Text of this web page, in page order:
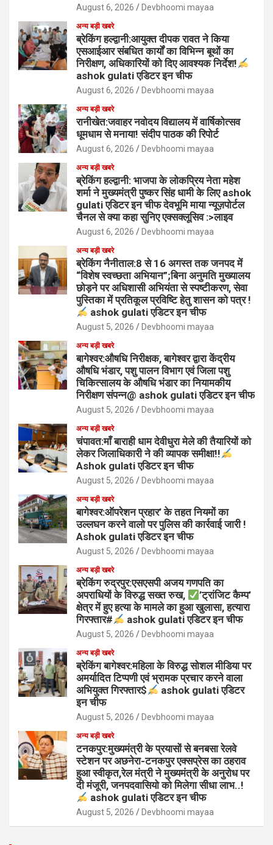
August 6, 2026 Devbhoomi mayaa
अन्य बड़ी खबरे
ब्रेकिंग हल्द्वानी:आयुक्त दीपक रावत ने किया
एसआईआर संबधित कार्यों का विभिन्न बूथों का
निरीक्षण, अधिकारियों को दिए आवश्यक निर्देश!
ashok gulati एडिटर इन चीफ
August 6, 2026 Devbhoomi mayaa
अन्य बड़ी खबरे
रानीखेत:जवाहर नवोदय विद्यालय में वार्षिकोत्सव
धूमधाम से मनाया! संदीप पाठक की रिपोर्ट
August 6, 2026 Devbhoomi mayaa
अन्य बड़ी खबरे
ब्रेकिंग हल्द्वानी: भाजपा के लोकप्रिय नेता महेश
शर्मा ने मुख्यमंत्री पुष्कर सिंह धामी के लिए ashok
gulati एडिटर इन चीफ देवभूमि माया न्यूज़पोर्टल
चैनल से क्या कहा सुनिए एक्सक्लूसिव :>लाइव
August 6, 2026 Devbhoomi mayaa
अन्य बड़ी खबरे
ब्रेकिंग नैनीताल:8 से 16 अगस्त तक जनपद में
“विशेष स्वच्छता अभियान”;बिना अनुमति मुख्यालय
छोड़ने पर अधिशासी अभियंता से स्पष्टीकरण, सेवा
पुस्तिका में प्रतिकूल प्रविष्टि हेतु शासन को पत्र !
ashok gulati एडिटर इन चीफ
August 5, 2026 Devbhoomi mayaa
अन्य बड़ी खबरे
बागेश्वर:औषधि निरीक्षक, बागेश्वर द्वारा केंद्रीय
औषधि भंडार, पशु पालन विभाग एवं जिला पशु
चिकित्सालय के औषधि भंडार का नियामकीय
निरीक्षण संपन्न@ ashok gulati एडिटर इन चीफ
August 5, 2026 Devbhoomi mayaa
अन्य बड़ी खबरे
चंपावत:माँ बाराही धाम देवीधुरा मेले की तैयारियों को
लेकर जिलाधिकारी ने की व्यापक समीक्षा!!
Ashok gulati एडिटर इन चीफ
August 5, 2026 Devbhoomi mayaa
अन्य बड़ी खबरे
बागेश्वर:ऑपरेशन प्रहार’ के तहत नियमों का
उल्लघन करने वालो पर पुलिस की कार्रवाई जारी !
Ashok gulati एडिटर इन चीफ
August 5, 2026 Devbhoomi mayaa
अन्य बड़ी खबरे
ब्रेकिंग रुद्रपुर:एसएसपी अजय गणपति का
अपराधियों के विरुद्ध सख्त रुख,
’ट्रांजिट कैम्प’
क्षेत्र में हुए हत्या के मामले का हुआ खुलासा, हत्यारा
गिरफ्तार#
ashok gulati एडिटर इन चीफ
August 5, 2026 Devbhoomi mayaa
अन्य बड़ी खबरे
ब्रेकिंग बागेश्वर:महिला के विरुद्ध सोशल मीडिया पर
अमर्यादित टिप्पणी एवं भ्रामक प्रचार करने वाला
अभियुक्त गिरफ्तार$
ashok gulati एडिटर
इन चीफ
August 5, 2026 Devbhoomi mayaa
अन्य बड़ी खबरे
टनकपुर:मुख्यमंत्री के प्रयासों से बनबसा रेलवे
स्टेशन पर अछनेरा-टनकपुर एक्सप्रेस का ठहराव
हुआ स्वीकृत,रेल मंत्री ने मुख्यमंत्री के अनुरोध पर
दी मंजूरी, जनपदवासियो को मिलेगा सीधा लाभ..!
ashok gulati एडिटर इन चीफ
August 5, 2026 Devbhoomi mayaa